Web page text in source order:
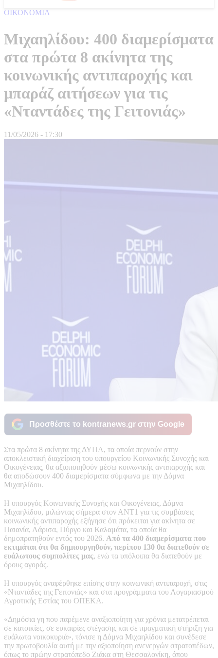
ΟΙΚΟΝΟΜΙΑ
Μιχαηλίδου: 400 διαμερίσματα
στα πρώτα 8 ακίνητα της
κοινωνικής αντιπαροχής και
μπαράζ αιτήσεων για τις
«Νταντάδες της Γειτονιάς»
11/05/2026 - 17:30
Προσθέστε το kontranews.gr στην Google
Στα πρώτα 8 ακίνητα της ΔΥΠΑ, τα οποία περνούν στην
αποκλειστική διαχείριση του υπουργείου Κοινωνικής Συνοχής και
Οικογένειας, θα αξιοποιηθούν μέσω κοινωνικής αντιπαροχής και
θα αποδώσουν 400 διαμερίσματα σύμφωνα με την Δόμνα
Μιχαηλίδου.
Η υπουργός Κοινωνικής Συνοχής και Οικογένειας, Δόμνα
Μιχαηλίδου, μιλώντας σήμερα στον ΑΝΤ1 για τις συμβάσεις
κοινωνικής αντιπαροχής εξήγησε ότι πρόκειται για ακίνητα σε
Παιανία, Λάρισα, Πύργο και Καλαμάτα, τα οποία θα
δημοπρατηθούν εντός του 2026. Από τα 400 διαμερίσματα που
εκτιμάται ότι θα δημιουργηθούν, περίπου 130 θα διατεθούν σε
ευάλωτους συμπολίτες μας, ενώ τα υπόλοιπα θα διατεθούν με
όρους αγοράς.
Η υπουργός αναφέρθηκε επίσης στην κοινωνική αντιπαροχή, στις
«Νταντάδες της Γειτονιάς» και στα προγράμματα του Λογαριασμού
Αγροτικής Εστίας του ΟΠΕΚΑ.
«Δημόσια γη που παρέμενε αναξιοποίητη για χρόνια μετατρέπεται
σε κατοικίες, σε ευκαιρίες στέγασης και σε πραγματική στήριξη για
ευάλωτα νοικοκυριά», τόνισε η Δόμνα Μιχαηλίδου και συνέδεσε
την πρωτοβουλία αυτή με την αξιοποίηση ανενεργών στρατοπέδων,
όπως το πρώην στρατόπεδο Ζιάκα στη Θεσσαλονίκη, όπου